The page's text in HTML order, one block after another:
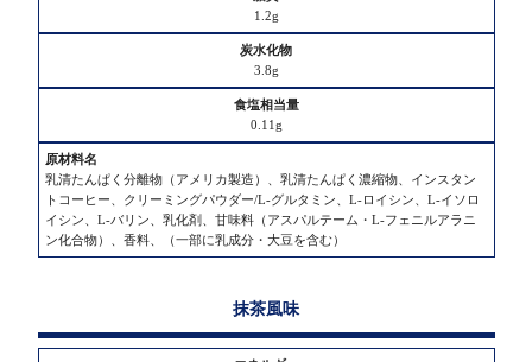
1.2g
3.8g
0.11g
乳清たんぱく分離物（アメリカ製造）、乳清たんぱく濃縮物、インスタン
トコーヒー、クリーミングパウダー/L-グルタミン、L-ロイシン、L-イソロ
イシン、L-バリン、乳化剤、甘味料（アスパルテーム・L-フェニルアラニ
ン化合物）、香料、（一部に乳成分・大豆を含む）
抹茶風味